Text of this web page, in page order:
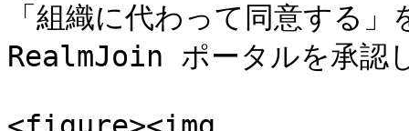
「組織に代わって同意する
RealmJoin ポータルを承認